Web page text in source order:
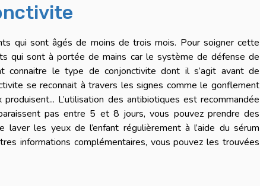
qui sont âgés de moins de trois mois. Pour soigner cette
qui sont à portée de mains car le système de défense de
connaitre le type de conjonctivite dont il s’agit avant de
se reconnait à travers les signes comme le gonflement
L’utilisation des antibiotiques est recommandée
pas entre 5 et 8 jours, vous pouvez prendre des
laver les yeux de l’enfant régulièrement à l’aide du sérum
informations complémentaires, vous pouvez les trouvées